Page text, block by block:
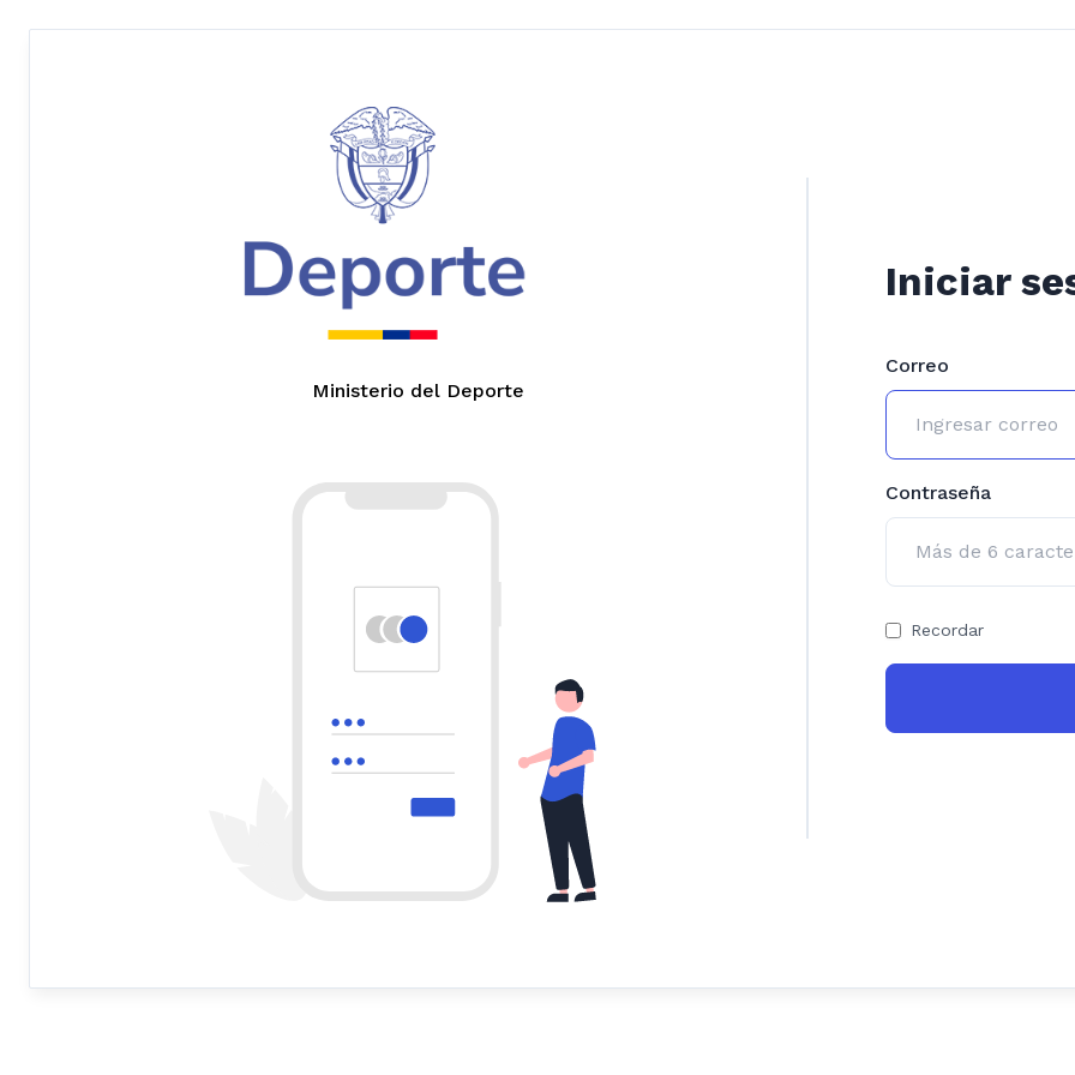
Ministerio del Deporte
Iniciar
Correo
Contraseña
Recordar